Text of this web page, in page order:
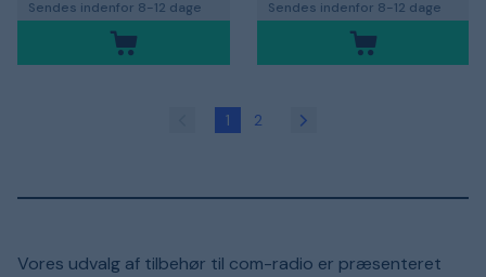
Sendes indenfor 8-12 dage Sendes indenfor 8-12 dage
1 2
Vores udvalg af tilbehør til com-radio er præsenteret